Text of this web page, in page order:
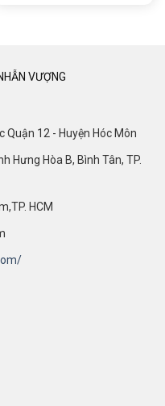
VƯỢNG
Quận 12 - Huyện Hóc Môn
Hưng Hòa B, Bình Tân, TP.
HCM